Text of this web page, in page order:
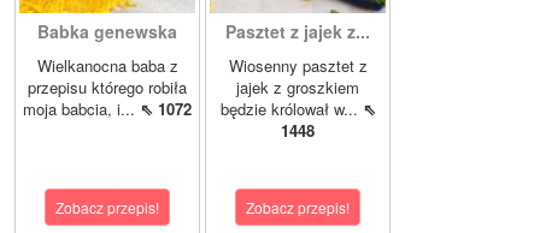
Babka genewska
Wielkanocna baba z
przepisu którego robiła
moja babcia, i... ⇖ 1072
Zobacz przepis!
Pasztet z jajek z...
Wiosenny pasztet z
jajek z groszkiem
będzie królował w... ⇖
1448
Zobacz przepis!